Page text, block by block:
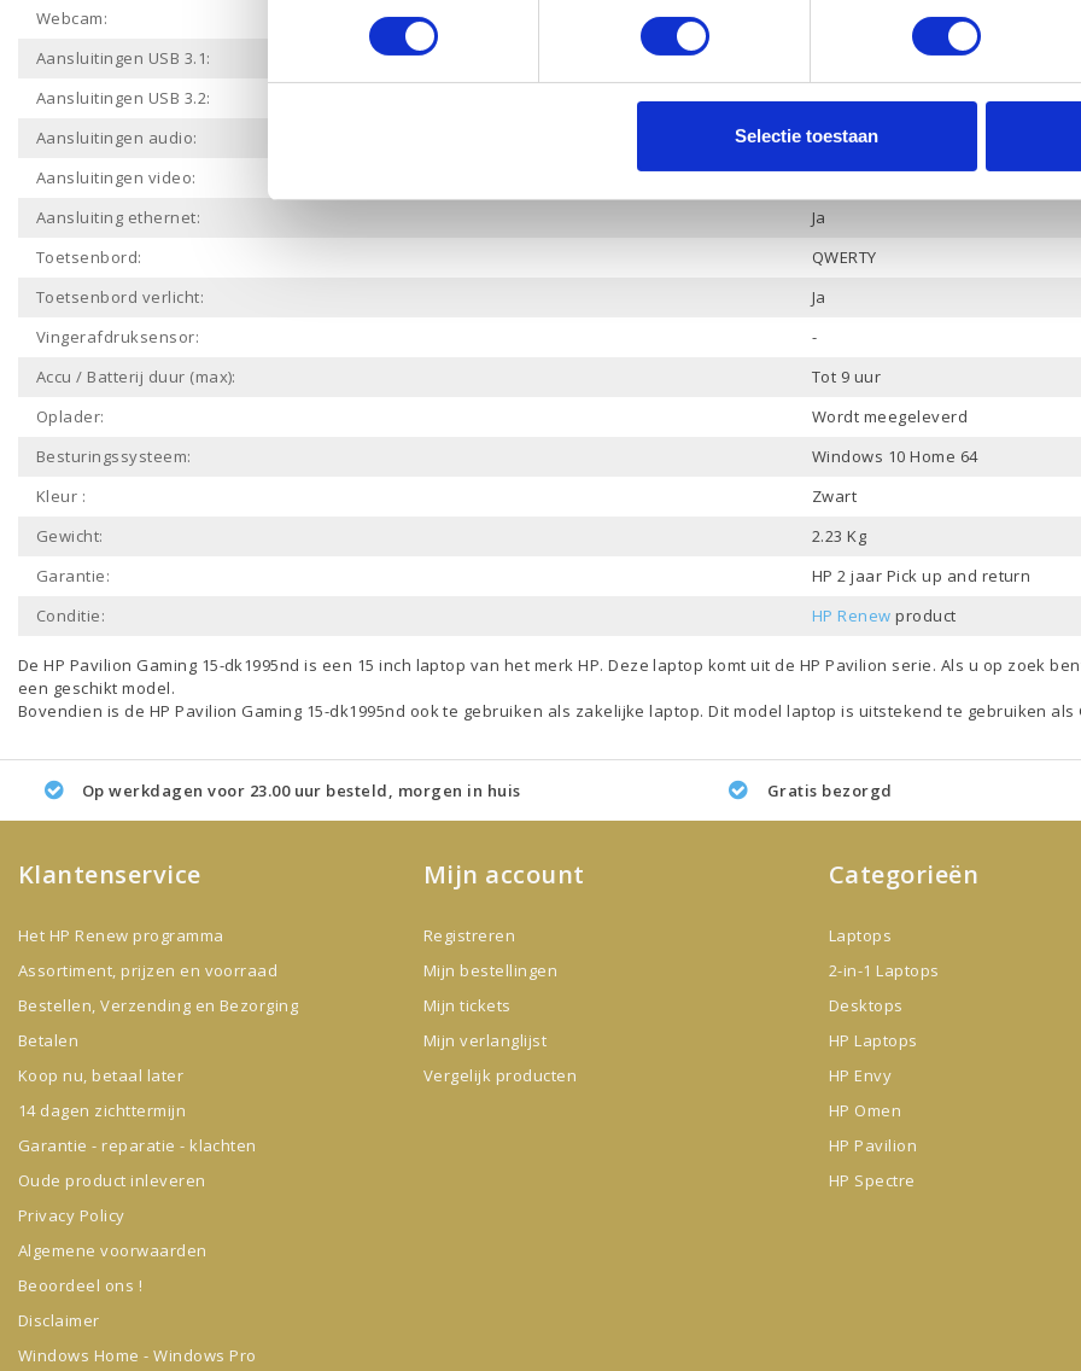
Selectie toestaan
Webcam:
Aansluitingen USB 3.1:
Aansluitingen USB 3.2:
-
Aansluitingen audio:
Hoofdtelefoon / Microfoon combo
Aansluitingen video:
DisplayPort 1.4 / HDMI 2.0
Aansluiting ethernet:
Ja
Toetsenbord:
QWERTY
Toetsenbord verlicht:
Ja
Vingerafdruksensor:
-
Accu / Batterij duur (max):
Tot 9 uur
Oplader:
Wordt meegeleverd
Besturingssysteem:
Windows 10 Home 64
Kleur :
Zwart
Gewicht:
2.23 Kg
Garantie:
HP 2 jaar Pick up and return
Conditie:
HP Renew product
De HP Pavilion Gaming 15-dk1995nd is een 15 inch laptop van het merkHP. Deze laptop komt uit de HP Pavilion serie. Als u op zoek
een geschikt model.
Bovendien is de HP Pavilion Gaming 15-dk1995nd ook te gebruiken als zakelijke laptop. Dit modellaptop is uitstekend te gebruiken als
Op werkdagen voor 23.00 uur besteld, morgen in huis Gratis bezorgd
Klantenservice
Het HP Renew programma
Assortiment, prijzen en voorraad
Bestellen, Verzending en Bezorging
Betalen
Koop nu, betaal later
14 dagen zichttermijn
Garantie - reparatie - klachten
Oude product inleveren
Privacy Policy
Algemene voorwaarden
Beoordeel ons !
Disclaimer
Windows Home - Windows Pro
Mijn account
Registreren
Mijn bestellingen
Mijn tickets
Mijn verlanglijst
Vergelijk producten
Categorieën
Laptops
2-in-1 Laptops
Desktops
HP Laptops
HP Envy
HP Omen
HP Pavilion
HP Spectre